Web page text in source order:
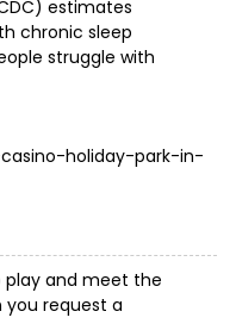
estimates
chronic sleep
struggle with
holiday-park-in-
play and meet the
you request a